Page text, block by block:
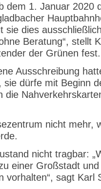
dem 1. Januar 2020
sie dies
Beratung“, stellt
der Grünen fest.
Ausschreibung
sie dürfe mit Beginn
die
nicht mehr,
nicht tragbar:
einer Großstadt
vorhalten“, sagt Karl